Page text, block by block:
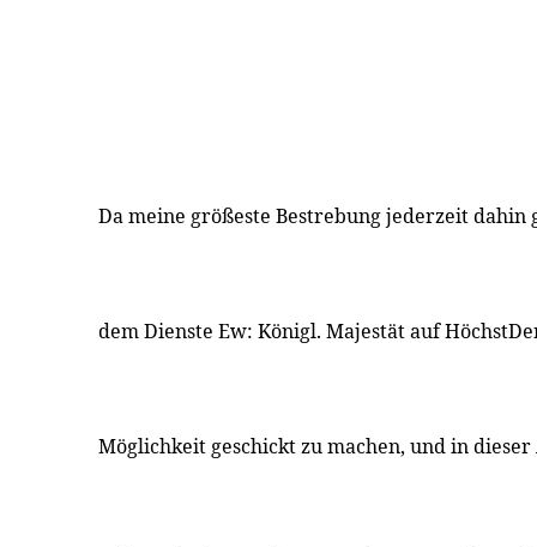
Da meine größeste Bestrebung jederzeit dahin
dem Dienste Ew: Königl. Majestät auf
Möglichkeit geschickt zu machen, und in